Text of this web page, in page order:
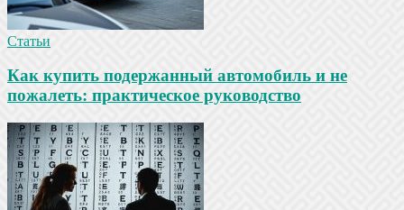
Статьи
Как купить подержанный автомобиль и не
пожалеть: практическое руководство